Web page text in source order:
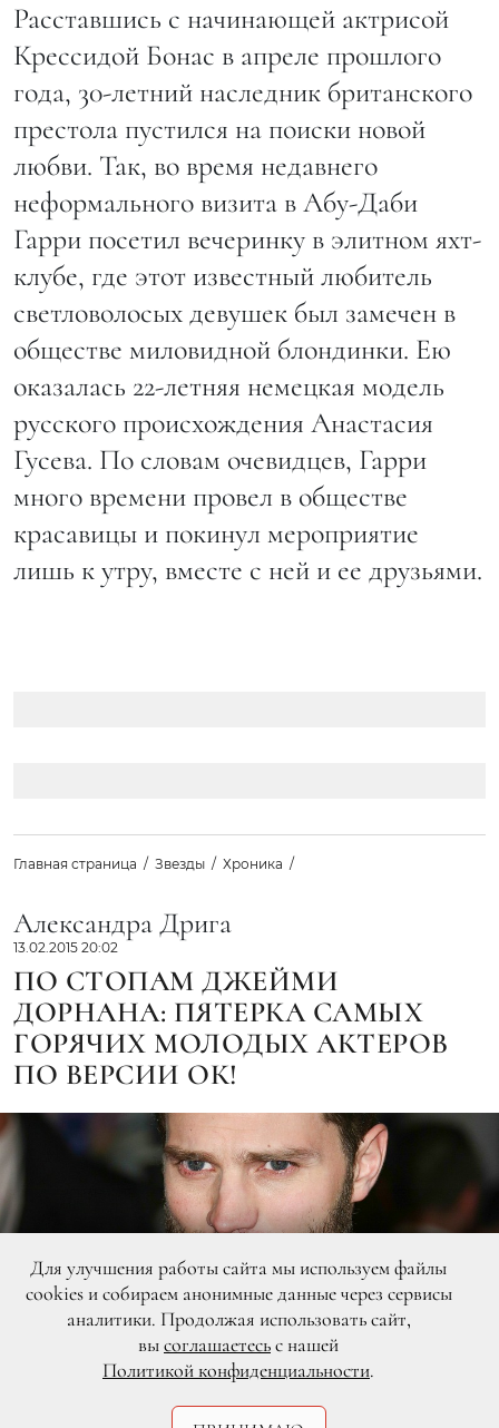
Расставшись с начинающей актрисой
Крессидой Бонас в апреле прошлого
года, 30-летний наследник британского
престола пустился на поиски новой
любви. Так, во время недавнего
неформального визита в Абу-Даби
Гарри посетил вечеринку в элитном яхт-
клубе, где этот известный любитель
светловолосых девушек был замечен в
обществе миловидной блондинки. Ею
оказалась 22-летняя немецкая модель
русского происхождения Анастасия
Гусева. По словам очевидцев, Гарри
много времени провел в обществе
красавицы и покинул мероприятие
лишь к утру, вместе с ней и ее друзьями.
Главная страница Звезды Хроника
Александра Дрига
13.02.2015 20:02
ПО СТОПАМ ДЖЕЙМИ
ДОРНАНА: ПЯТЕРКА САМЫХ
ГОРЯЧИХ МОЛОДЫХ АКТЕРОВ
ПО ВЕРСИИ ОК!
Для улучшения работы сайта мы используем файлы
cookies и собираем анонимные данные через сервисы
аналитики. Продолжая использовать сайт,
высоглашаетесьс нашей
Политикой конфиденциальности.